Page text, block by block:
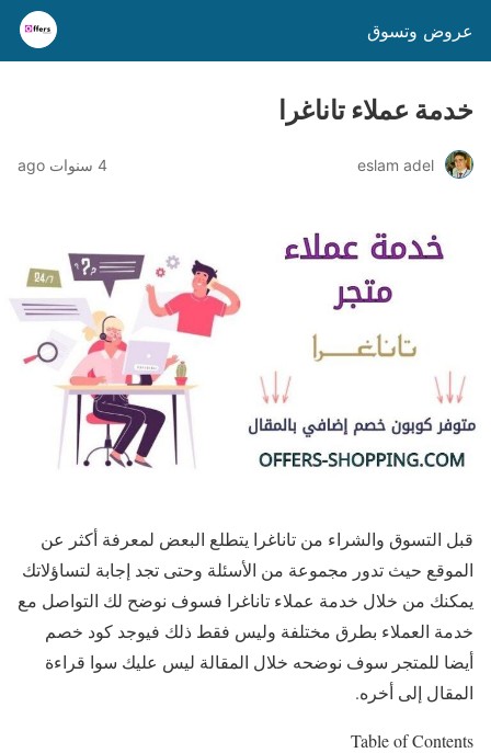
عروض وتسوق
خدمة عملاء تاناغرا
eslam adel 4 سنوات ago
قبل التسوق والشراء من تاناغرا يتطلع البعض لمعرفة أكثر عن
الموقع حيث تدور مجموعة من الأسئلة وحتى تجد إجابة لتساؤلاتك
يمكنك من خلال خدمة عملاء تاناغرا فسوف نوضح لك التواصل مع
خدمة العملاء بطرق مختلفة وليس فقط ذلك فيوجد كود خصم
أيضا للمتجر سوف نوضحه خلال المقالة ليس عليك سوا قراءة
المقال إلى أخره.
Table of Contents